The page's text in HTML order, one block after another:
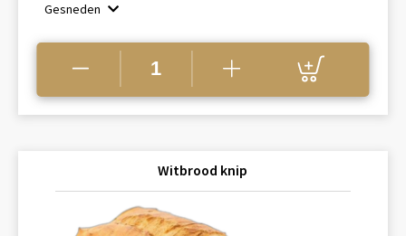
Gesneden
Witbrood knip